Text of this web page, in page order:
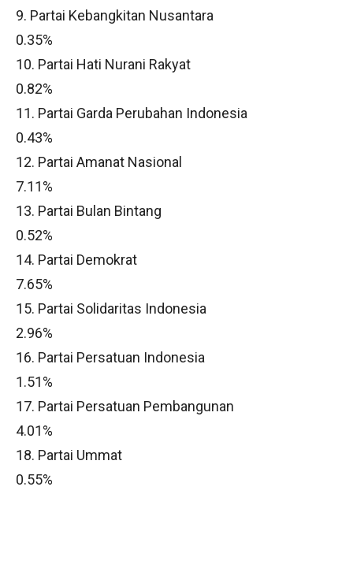
9. Partai Kebangkitan Nusantara
0.35%
10. Partai Hati Nurani Rakyat
0.82%
11. Partai Garda Perubahan Indonesia
0.43%
12. Partai Amanat Nasional
7.11%
13. Partai Bulan Bintang
0.52%
14. Partai Demokrat
7.65%
15. Partai Solidaritas Indonesia
2.96%
16. Partai Persatuan Indonesia
1.51%
17. Partai Persatuan Pembangunan
4.01%
18. Partai Ummat
0.55%